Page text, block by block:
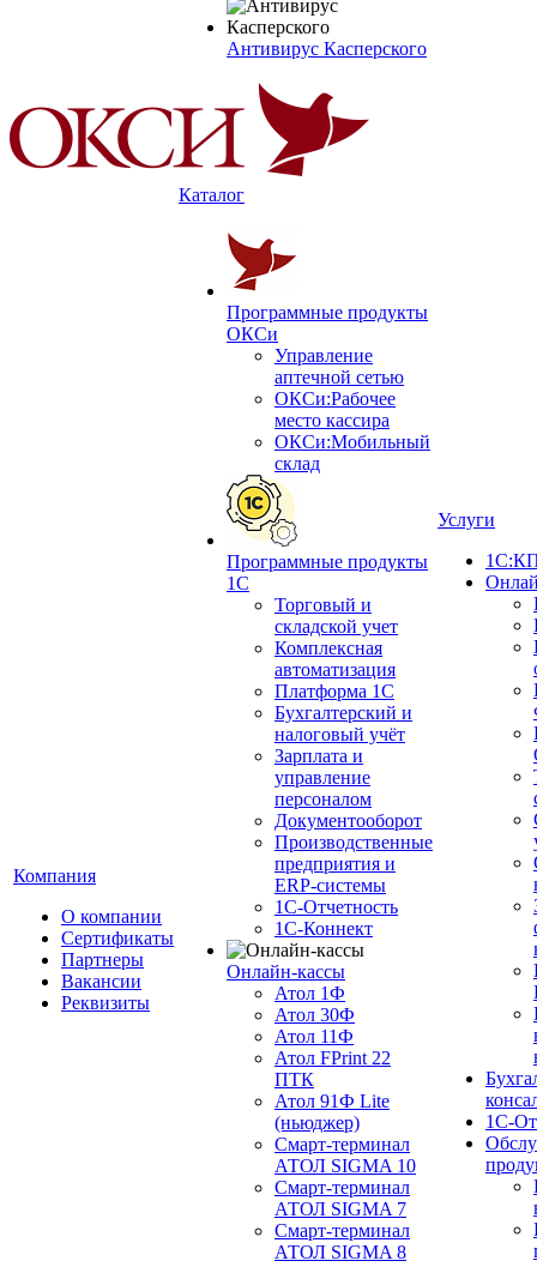
Антивирус Касперского
Компания
О компании
Сертификаты
Партнеры
Вакансии
Реквизиты
Каталог
Программные продукты
ОКСи
Управление
аптечной сетью
ОКСи:Рабочее
место кассира
ОКСи:Мобильный
склад
Программные продукты
1С
Торговый и
складской учет
Комплексная
автоматизация
Платформа 1С
Бухгалтерский и
налоговый учёт
Зарплата и
управление
персоналом
Документооборот
Производственные
предприятия и
ERP-системы
1С-Отчетность
1С-Коннект
Онлайн-кассы
Атол 1Ф
Атол 30Ф
Атол 11Ф
Атол FPrint 22
ПТК
Атол 91Ф Lite
(ньюджер)
Смарт-терминал
АТОЛ SIGMA 10
Смарт-терминал
АТОЛ SIGMA 7
Смарт-терминал
АТОЛ SIGMA 8
Услуги
1С-